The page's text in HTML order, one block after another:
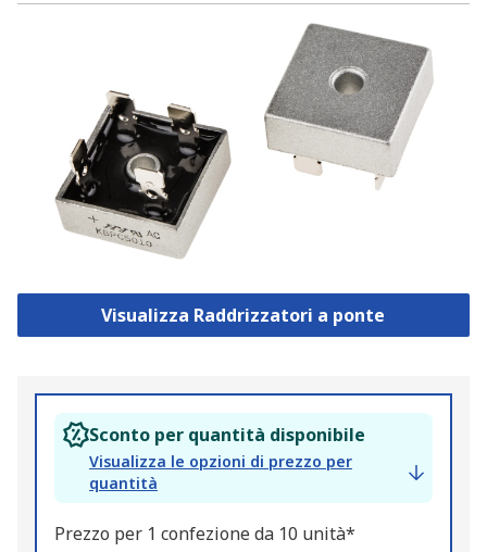
Visualizza Raddrizzatori a ponte
Sconto per quantità disponibile
Visualizza le opzioni di prezzo per
quantità
Prezzo per 1 confezione da 10 unità*